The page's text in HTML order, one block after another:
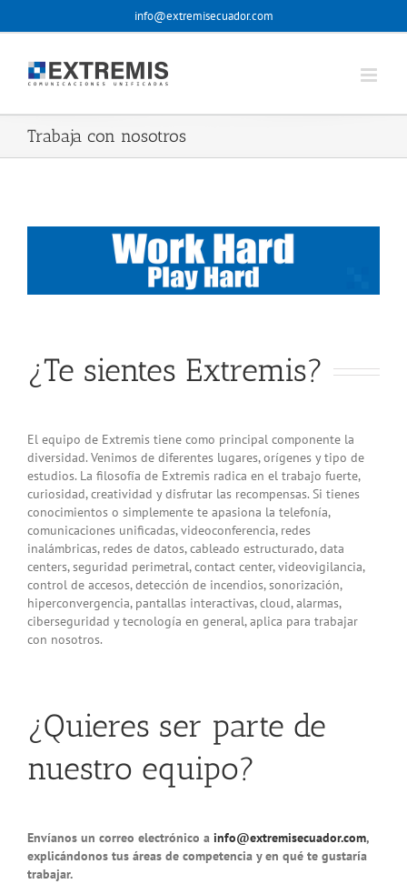
info@extremisecuador.com
Trabaja con nosotros
¿Te sientes Extremis?
El equipo de Extremis tiene como principal componente la
diversidad. Venimos de diferentes lugares, orígenes y tipo de
estudios. La filosofía de Extremis radica en el trabajo fuerte,
curiosidad, creatividad y disfrutar las recompensas. Si tienes
conocimientos o simplemente te apasiona la telefonía,
comunicaciones unificadas, videoconferencia, redes
inalámbricas, redes de datos, cableado estructurado, data
centers, seguridad perimetral, contact center, videovigilancia,
control de accesos, detección de incendios, sonorización,
hiperconvergencia, pantallas interactivas, cloud, alarmas,
ciberseguridad y tecnología en general, aplica para trabajar
con nosotros.
¿Quieres ser parte de
nuestro equipo?
Envíanos un correo electrónico a info@extremisecuador.com,
explicándonos tus áreas de competencia y en qué te gustaría
trabajar.